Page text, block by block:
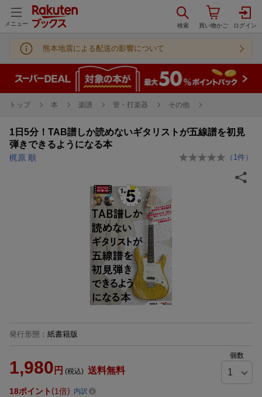
メニュー
熊本地震による配送の影響について
トップ 本 楽譜 管・打楽器 その他
1日5分！TAB譜しか読めないギタリストが五線譜を初見
弾きできるようになる本
梶原 順 （ 1 件）
発行形態 ： 紙書籍版
1,980 円 (税込) 送料無料
個数
18ポイント 1倍 内訳